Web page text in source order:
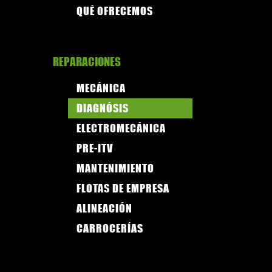
QUÉ OFRECEMOS
REPARACIONES
MECÁNICA
DIAGNÓSIS
ELECTROMECÁNICA
PRE-ITV
MANTENIMIENTO
FLOTAS DE EMPRESA
ALINEACIÓN
CARROCERÍAS